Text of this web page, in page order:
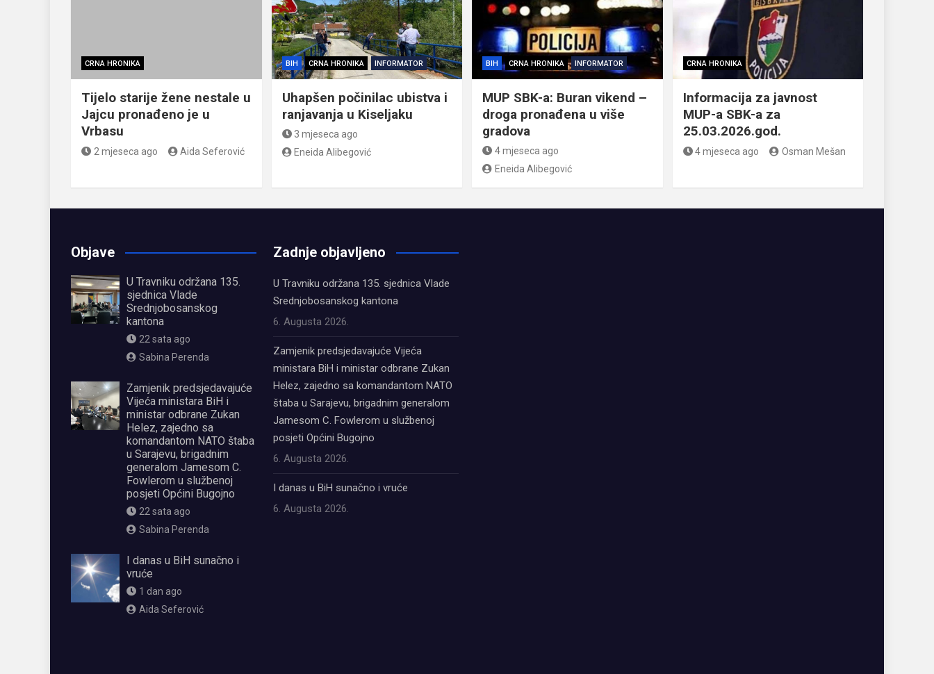
CRNA HRONIKA
Tijelo starije žene nestale u
Jajcu pronađeno je u
Vrbasu
2 mjeseca ago Aida Seferović
BIH CRNA HRONIKA INFORMATOR
Uhapšen počinilac ubistva i
ranjavanja u Kiseljaku
3 mjeseca ago
Eneida Alibegović
BIH CRNA HRONIKA INFORMATOR
MUP SBK-a: Buran vikend –
droga pronađena u više
gradova
4 mjeseca ago
Eneida Alibegović
CRNA HRONIKA
Informacija za javnost
MUP-a SBK-a za
25.03.2026.god.
4 mjeseca ago Osman Mešan
Objave
U Travniku održana 135.
sjednica Vlade
Srednjobosanskog
kantona
22 sata ago
Sabina Perenda
Zamjenik predsjedavajuće
Vijeća ministara BiH i
ministar odbrane Zukan
Helez, zajedno sa
komandantom NATO štaba
u Sarajevu, brigadnim
generalom Jamesom C.
Fowlerom u službenoj
posjeti Općini Bugojno
22 sata ago
Sabina Perenda
I danas u BiH sunačno i
vruće
1 dan ago
Aida Seferović
Zadnje objavljeno
U Travniku održana 135. sjednica Vlade
Srednjobosanskog kantona
6. Augusta 2026.
Zamjenik predsjedavajuće Vijeća
ministara BiH i ministar odbrane Zukan
Helez, zajedno sa komandantom NATO
štaba u Sarajevu, brigadnim generalom
Jamesom C. Fowlerom u službenoj
posjeti Općini Bugojno
6. Augusta 2026.
I danas u BiH sunačno i vruće
6. Augusta 2026.